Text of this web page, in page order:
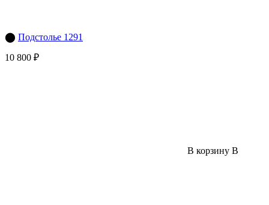
⬤ Подстолье 1291
10 800 ₽
В корзину В